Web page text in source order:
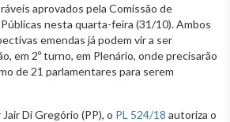
aprovados pela Comissão de
nesta quarta-feira (31/10). Ambos
emendas já podem vir a ser
em 2º turno, em Plenário, onde precisarão
de 21 parlamentares para serem
Di Gregório (PP), o PL 524/18 autoriza o